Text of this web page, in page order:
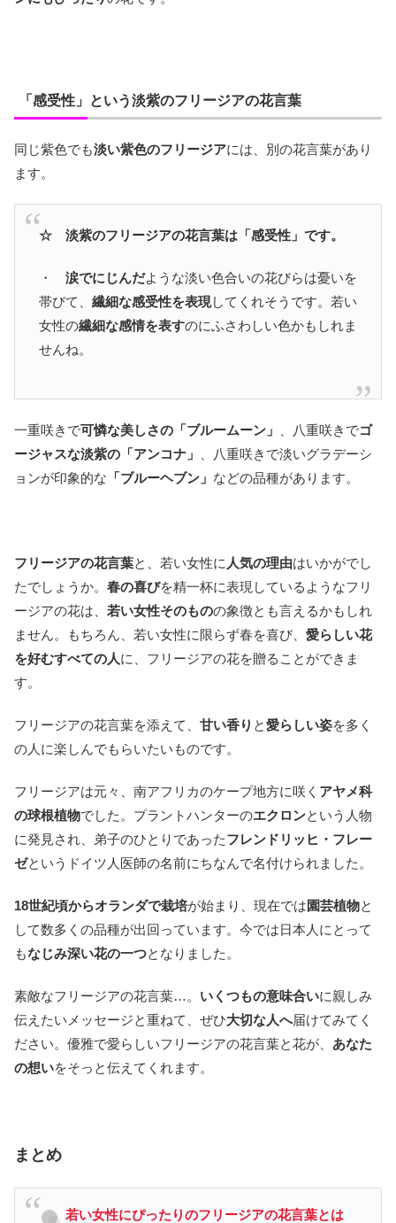
「感受性」という淡紫のフリージアの花言葉
同じ紫色でも淡い紫色のフリージアには、別の花言葉があり
ます。
☆ 淡紫のフリージアの花言葉は「感受性」です。
・ 涙でにじんだような淡い色合いの花びらは憂いを
帯びて、 繊細な感受性を表現してくれそうです。若い
女性の繊細な感情を表すのにふさわしい色かもしれま
せんね。
一重咲きで可憐な美しさの「ブルームーン」 、八重咲きでゴ
ージャスな淡紫の「アンコナ」
、八重咲きで淡いグラデーシ
ョンが印象的な 「ブルーヘブン」 などの品種があります。
フリージアの花言葉と、若い女性に 人気の理由はいかがでし
たでしょうか。 春の喜びを精一杯に表現しているようなフリ
ージアの花は、 若い女性そのものの象徴とも言えるかもしれ
ません。もちろん、若い女性に限らず春を喜び、 愛らしい花
を好むすべての人に、フリージアの花を贈ることができま
す。
フリージアの花言葉を添えて、 甘い香り と愛らしい姿を多く
の人に楽しんでもらいたいものです。
フリージアは元々、南アフリカのケープ地方に咲く アヤメ科
の球根植物でした。プラントハンターのエクロンという人物
に発見され、弟子のひとりであったフレンドリッヒ・フレー
ゼというドイツ人医師の名前にちなんで名付けられました。
18世紀頃からオランダで栽培が始まり、現在では園芸植物と
して数多くの品種が出回っています。今では日本人にとって
もなじみ深い花の一つとなりました。
素敵なフリージアの花言葉…。 いくつもの意味合いに親しみ
伝えたいメッセージと重ねて、ぜひ大切な人へ届けてみてく
ださい。優雅で愛らしいフリージアの花言葉と花が、 あなた
の想いをそっと伝えてくれます。
まとめ
若い女性にぴったりのフリージアの花言葉とは